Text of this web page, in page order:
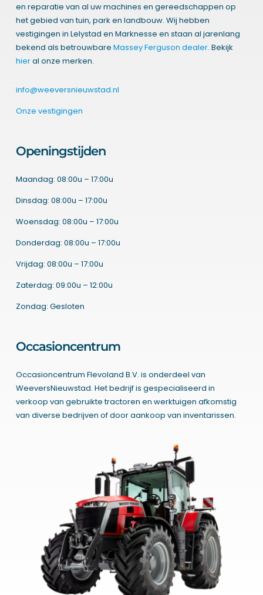
en reparatie van al uw machines en gereedschappen op
het gebied van tuin, park en landbouw. Wij hebben
vestigingen in Lelystad en Marknesse en staan al jarenlang
bekend als betrouwbare Massey Ferguson dealer. Bekijk
hieral onze merken.
info@weeversnieuwstad.nl
Onze vestigingen
Openingstijden
Maandag: 08:00u – 17:00u
Dinsdag: 08:00u – 17:00u
Woensdag: 08:00u – 17:00u
Donderdag: 08:00u – 17:00u
Vrijdag: 08:00u – 17:00u
Zaterdag: 09:00u – 12:00u
Zondag: Gesloten
Occasioncentrum
Occasioncentrum Flevoland B.V. is onderdeel van
WeeversNieuwstad. Het bedrijf is gespecialiseerd in
verkoop van gebruikte tractoren en werktuigen afkomstig
van diverse bedrijven of door aankoop van inventarissen.